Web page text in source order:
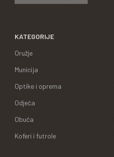
KATEGORIJE
Oružje
Municija
Optike i oprema
Odjeća
Obuća
Koferi i futrole